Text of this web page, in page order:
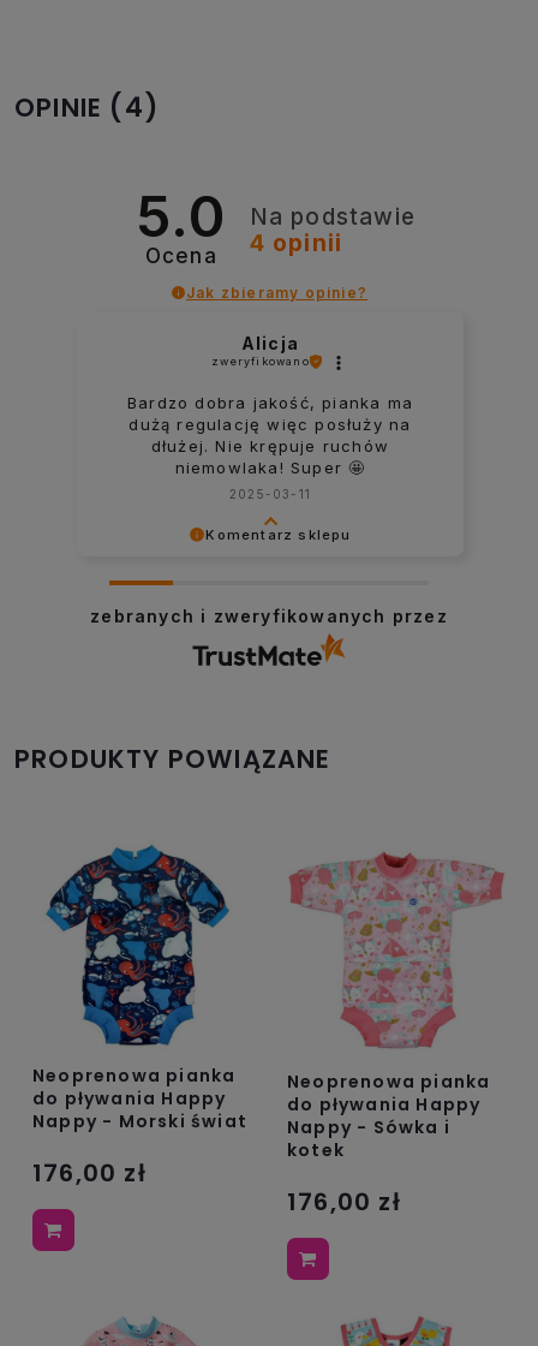
OPINIE (4)
5.0
Ocena
Na podstawie
4 opinii
Jak zbieramy opinie?
Komentarz sklepu
nami Twoim doświadczeniem. Jesteśmy
szczęśliwi, że mamy takich klientów. Z
pozdrowieniami, obsługa sklepu.
Weronika
zweryfikowano
Super pianka, bardzo fajne
rozwiązanie na rzepy. Szybka
wysyłka. Polecam.
2024-05-09
zebranych i zweryfikowanych przez
PRODUKTY POWIĄZANE
Neoprenowa pianka
do pływania Happy
Nappy - Morski świat
176,00 zł
Neoprenowa pianka
do pływania Happy
Nappy - Sówka i
kotek
176,00 zł